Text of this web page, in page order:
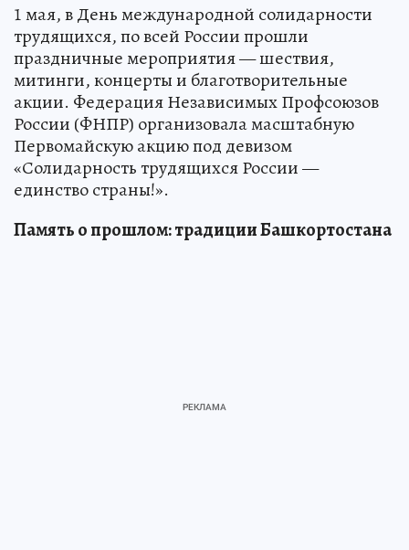
1 мая, в День международной солидарности
трудящихся, по всей России прошли
праздничные мероприятия — шествия,
митинги, концерты и благотворительные
акции. Федерация Независимых Профсоюзов
России (ФНПР) организовала масштабную
Первомайскую акцию под девизом
«Солидарность трудящихся России —
единство страны!».
Память о прошлом: традиции Башкортостана